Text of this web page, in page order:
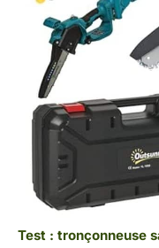
Test : tronçonneuse